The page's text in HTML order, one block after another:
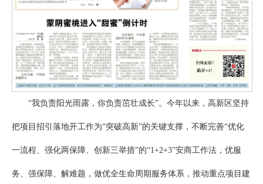
“我负责阳光雨露，你负责茁壮成长”。今年以来，高新区坚持
把项目招引落地开工作为“突破高新”的关键支撑，不断完善“优化
一流程、强化两保障、创新三举措”的“1+2+3”安商工作法，优服
务、强保障、解难题，做优全生命周期服务体系，推动重点项目建